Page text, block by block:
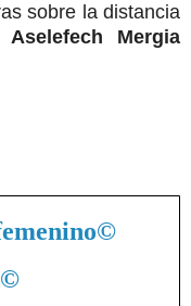
sobre la distancia
Aselefech Mergia
©
©